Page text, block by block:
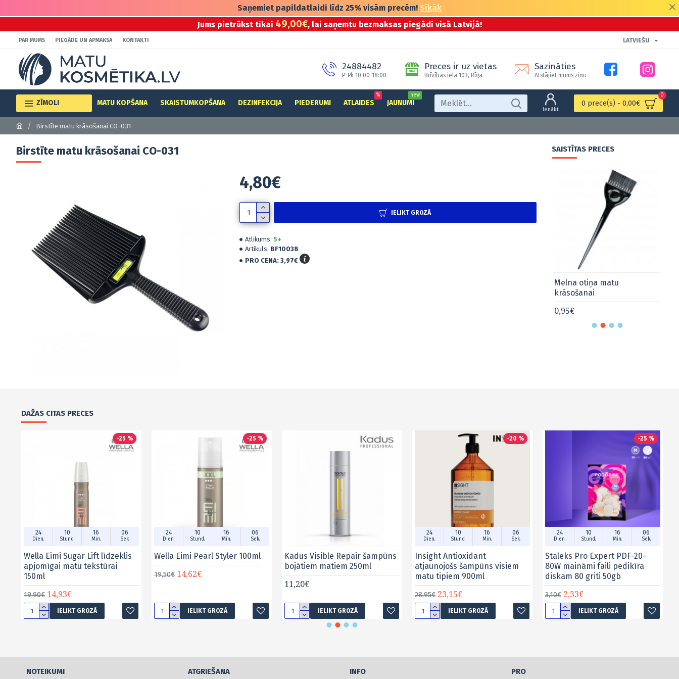
Saņemiet papildatlaidi līdz 25% visām precēm! Sīkāk
Jums pietrūkst tikai 49,00€, lai saņemtu bezmaksas piegādi visā Latvijā!
PAR MUMS PIEGĀDE UN APMAKSA KONTAKTI LATVIEŠU
24884482
P-Pk 10:00-18:00
Preces ir uz vietas
Brīvības iela 103, Rīga
Sazināties
Atstājiet mums ziņu
ZĪMOLI MATU KOPŠANA SKAISTUMKOPŠANA DEZINFEKCIJA PIEDERUMI ATLAIDES
%
JAUNUMI
new
Ienākt
0 prece(s) - 0,00€
0
Birstīte matu krāsošanai CO-031
Birstīte matu krāsošanai CO-031
Atlikums: 5+
Artikuls: BF10038
PRO CENA: 3,97€
4,80€
IELIKT GROZĀ
SAISTĪTAS PRECES
Melna otiņa matu
krāsošanai
0,95€
DAŽAS CITAS PRECES
-25 %
24
Dien.
10
Stund.
16
Min.
06
Sek.
Wella Eimi Sugar Lift līdzeklis
apjomīgai matu tekstūrai
150ml
19,90€ 14,93€
IELIKT GROZĀ
-25 %
24
Dien.
10
Stund.
16
Min.
06
Sek.
Wella Eimi Pearl Styler 100ml
19,50€ 14,62€
IELIKT GROZĀ
Kadus Visible Repair šampūns
bojātiem matiem 250ml
11,20€
IELIKT GROZĀ
-20 %
24
Dien.
10
Stund.
16
Min.
06
Sek.
Insight Antioxidant
atjaunojošs šampūns visiem
matu tipiem 900ml
28,95€ 23,15€
IELIKT GROZĀ
-25 %
24
Dien.
10
Stund.
16
Min.
06
Sek.
Staleks Pro Expert PDF-20-
80W maināmi faili pedikīra
diskam 80 griti 50gb
3,10€ 2,33€
IELIKT GROZĀ
NOTEIKUMI ATGRIEŠANA INFO PRO